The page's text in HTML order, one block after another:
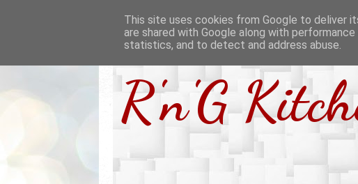
R'n'G
This site uses cookies from Google to deliver
are shared with Google along with
statistics, and to detect and address abuse.